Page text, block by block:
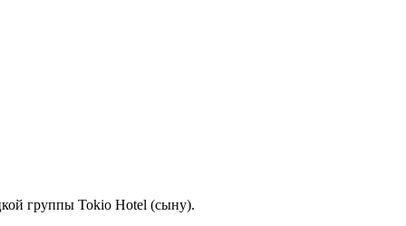
группы Tokio Hotel (сыну).